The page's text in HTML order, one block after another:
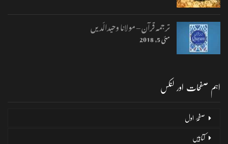
ترجمہ قرآن – مولانا وحیدالّدیں
مئی 5, 2018
اہم صفحات اور لنکس
صفحۂ اول
کتابیں